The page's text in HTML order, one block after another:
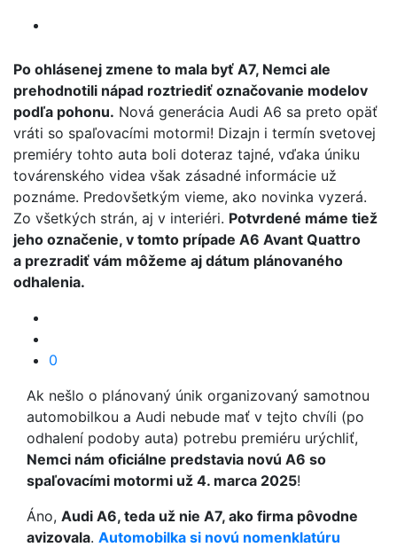
Po ohlásenej zmene to mala byť A7, Nemci ale
prehodnotili nápad roztriediť označovanie modelov
podľa pohonu. Nová generácia Audi A6 sa preto opäť
vráti so spaľovacími motormi! Dizajn i termín svetovej
premiéry tohto auta boli doteraz tajné, vďaka úniku
továrenského videa však zásadné informácie už
poznáme. Predovšetkým vieme, ako novinka vyzerá.
Zo všetkých strán, aj v interiéri. Potvrdené máme tiež
jeho označenie, v tomto prípade A6 Avant Quattro
a prezradiť vám môžeme aj dátum plánovaného
odhalenia.
0
Ak nešlo o plánovaný únik organizovaný samotnou
automobilkou a Audi nebude mať v tejto chvíli (po
odhalení podoby auta) potrebu premiéru urýchliť,
Nemci nám oficiálne predstavia novú A6 so
spaľovacími motormi už 4. marca 2025!
Áno, Audi A6, teda už nie A7, ako firma pôvodne
avizovala. Automobilka si novú nomenklatúru